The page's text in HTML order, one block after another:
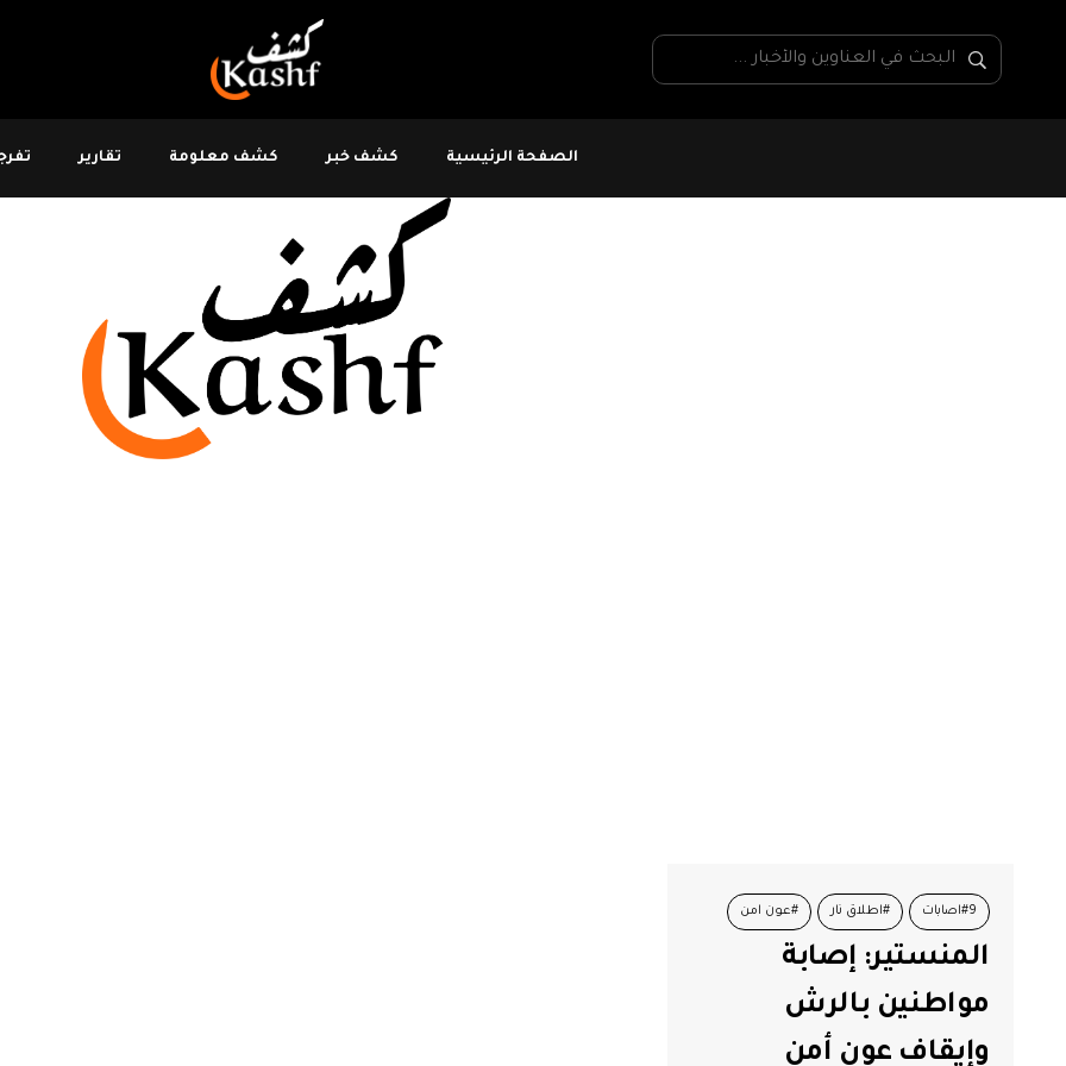
الصفحة الرئيسية كشف خبر كشف معلومة تقارير
#9اصابات #اطلاق نار #عون امن
#منستير
المنستير: إصابة
مواطنين بالرش
وإيقاف عون أمن